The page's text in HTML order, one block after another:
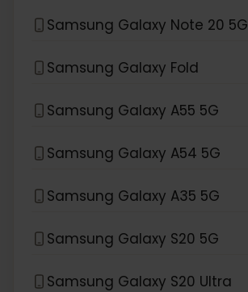
Samsung Galaxy Note 20 5G
Samsung Galaxy Fold
Samsung Galaxy A55 5G
Samsung Galaxy A54 5G
Samsung Galaxy A35 5G
Samsung Galaxy S20 5G
Samsung Galaxy S20 Ultra